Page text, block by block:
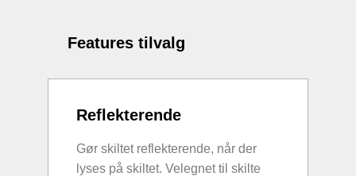
Features tilvalg
Reflekterende
Gør skiltet reflekterende, når der
lyses på skiltet. Velegnet til skilte